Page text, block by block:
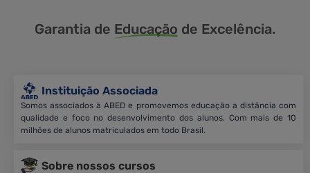
Garantia de Educação de Excelência.
Instituição Associada
Somos associados à ABED e promovemos educação a distância com
qualidade e foco no desenvolvimento dos alunos. Com mais de 10
milhões de alunos matriculados em todo Brasil.
Sobre nossos cursos